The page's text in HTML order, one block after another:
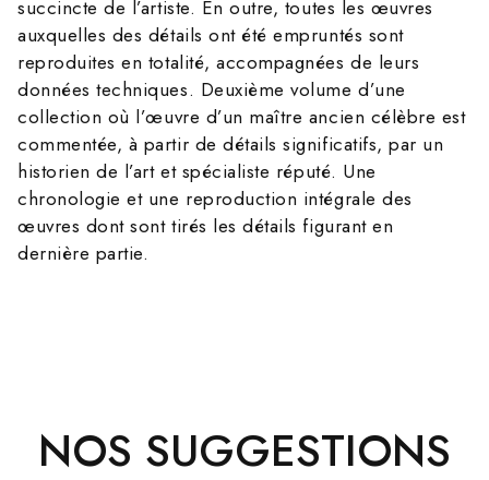
succincte de l’artiste. En outre, toutes les œuvres
auxquelles des détails ont été empruntés sont
reproduites en totalité, accompagnées de leurs
données techniques. Deuxième volume d’une
collection où l’œuvre d’un maître ancien célèbre est
commentée, à partir de détails significatifs, par un
historien de l’art et spécialiste réputé. Une
chronologie et une reproduction intégrale des
œuvres dont sont tirés les détails figurant en
dernière partie.
NOS SUGGESTIONS